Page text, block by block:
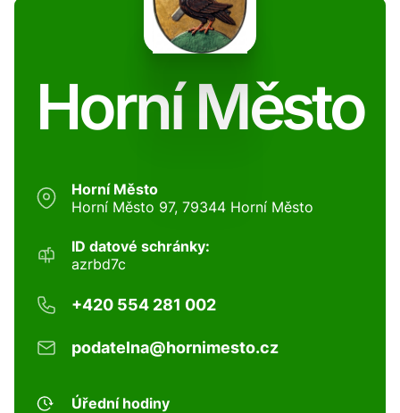
Horní Město
Horní Město
Horní Město 97, 79344 Horní Město
ID datové schránky:
azrbd7c
+420 554 281 002
podatelna@hornimesto.cz
Úřední hodiny